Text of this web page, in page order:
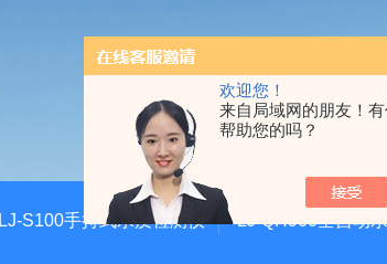
欢迎您！
来自局域网的朋友！
帮助您的吗？
LJ-S100手持式水质检测仪 LJ-QH900全自动